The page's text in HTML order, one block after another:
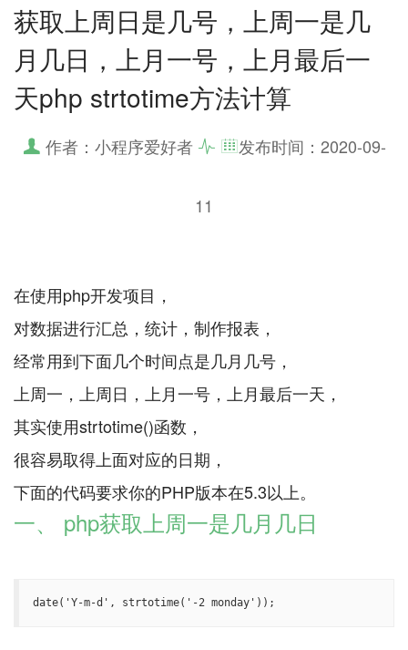
获取上周日是几号，上周一是几
月几日，上月一号，上月最后一
天php strtotime方法计算
作者：小程序爱好者 发布时间： 2020-09-
11
在使用php开发项目，
对数据进行汇总，统计，制作报表，
经常用到下面几个时间点是几月几号，
上周一，上周日，上月一号，上月最后一天，
其实使用strtotime()函数，
很容易取得上面对应的日期，
一、 php获取上周一是几月几日
date('Y-m-d', strtotime('-2 monday'));